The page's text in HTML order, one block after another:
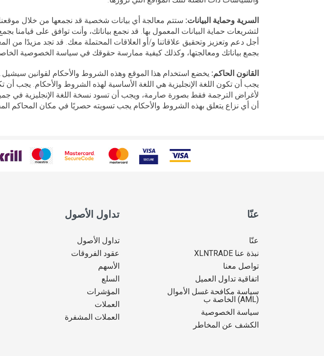
السرية وحماية البيانات: ستتم معالجة أي بيانات شخصية قد نجمعها من خلال موقعنا
لتشريعات حماية البيانات المعمول بها. قد نجمع بياناتك، وأنت توافق على قيامنا
أجل دعم وتعزيز وتحقيق علاقاتنا و/أو العلاقات المحتملة معك. قد تجد مزيدًا من
بجمع بياناتك ومعالجتها، وكذلك كيفية ممارسة حقوقك في سياسة الخصوصية
القانون الحاكم: يخضع استخدام هذا الموقع وهذه الشروط والأحكام لقوانين سيشيل.
يجب أن تكون اللغة الإنجليزية هي اللغة الأساسية لهذه الشروط والأحكام. يجب
لأغراض الترجمة فقط بصورة صارمة، ويجب أن تسود نسخة اللغة الإنجليزية في
أن أي نزاع يتعلق بهذه الشروط والأحكام يجب تسويته حصريًا في مكان المحاكم
عنّا
عنّا
نبذة عنا XLNTRADE
تواصل معنا
اتفاقية تداول العميل
سياسة مكافحة غسل الأموال
(AML) الخاصة ب
سياسة الخصوصية
الكشف عن المخاطر
تداول الأصول
تداول الأصول
عقود الفروقات
الأسهم
السلع
المؤشرات
العملات
العملات المشفرة